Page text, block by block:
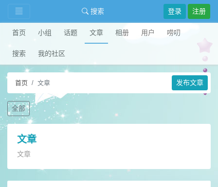
搜索 登录 注册
首页 小组 话题 文章 相册 用户 唠叨
搜索 我的社区
首页 文章 发布文章
全部
文章
文章